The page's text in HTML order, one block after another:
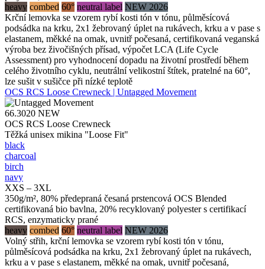
heavy combed 60° neutral label NEW 2026
Krční lemovka se vzorem rybí kosti tón v tónu, půlměsícová
podsádka na krku, 2x1 žebrovaný úplet na rukávech, krku a v pase s
elastanem, měkké na omak, uvnitř počesaná, certifikovaná veganská
výroba bez živočišných přísad, výpočet LCA (Life Cycle
Assessment) pro vyhodnocení dopadu na životní prostředí během
celého životního cyklu, neutrální velikostní štítek, pratelné na 60°,
lze sušit v sušičce při nízké teplotě
OCS RCS Loose Crewneck | Untagged Movement
66.3020 NEW
OCS RCS Loose Crewneck
Těžká unisex mikina "Loose Fit"
black
charcoal
birch
navy
XXS – 3XL
350g/m², 80% předepraná česaná prstencová OCS Blended
certifikovaná bio bavlna, 20% recyklovaný polyester s certifikací
RCS, enzymaticky prané
heavy combed 60° neutral label NEW 2026
Volný střih, krční lemovka se vzorem rybí kosti tón v tónu,
půlměsícová podsádka na krku, 2x1 žebrovaný úplet na rukávech,
krku a v pase s elastanem, měkké na omak, uvnitř počesaná,